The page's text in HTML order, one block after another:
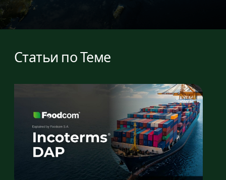
Статьи по Теме